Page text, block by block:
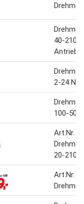
40-210
Antrieb
2-24
100-500
Art.Nr.
20-210
Art.Nr.